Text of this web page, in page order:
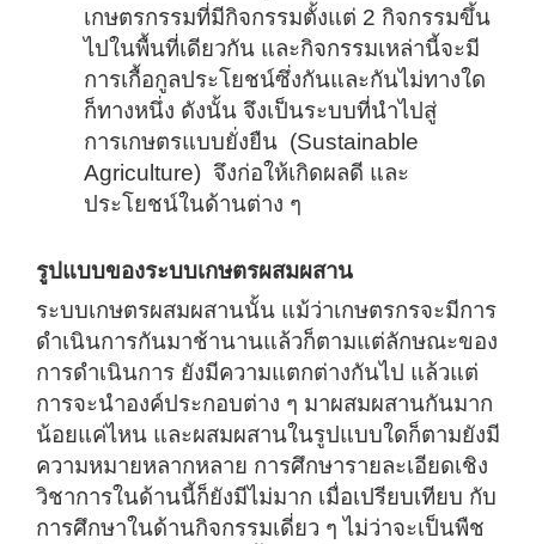
เกษตรกรรมที่มีกิจกรรมตั้งแต่ 2 กิจกรรมขึ้น
ไปในพื้นที่เดียวกัน และกิจกรรมเหล่านี้จะมี
การเกื้อกูลประโยชน์ซึ่งกันและกันไม่ทางใด
ก็ทางหนึ่ง ดังนั้น จึงเป็นระบบที่นำไปสู่
การเกษตรแบบยั่งยืน (Sustainable
Agriculture) จึงก่อให้เกิดผลดี และ
ประโยชน์ในด้านต่าง ๆ
รูปแบบของระบบเกษตรผสมผสาน
ระบบเกษตรผสมผสานนั้น แม้ว่าเกษตรกรจะมีการ
ดำเนินการกันมาช้านานแล้วก็ตามแต่ลักษณะของ
การดำเนินการ ยังมีความแตกต่างกันไป แล้วแต่
การจะนำองค์ประกอบต่าง ๆ มาผสมผสานกันมาก
น้อยแค่ไหน และผสมผสานในรูปแบบใดก็ตามยังมี
ความหมายหลากหลาย การศึกษารายละเอียดเชิง
วิชาการในด้านนี้ก็ยังมีไม่มาก เมื่อเปรียบเทียบ กับ
การศึกษาในด้านกิจกรรมเดี่ยว ๆ ไม่ว่าจะเป็นพืช